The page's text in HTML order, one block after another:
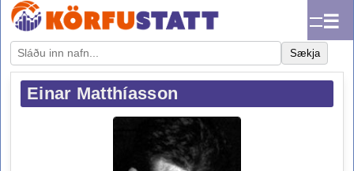
☰
Sækja
Einar Matthíasson